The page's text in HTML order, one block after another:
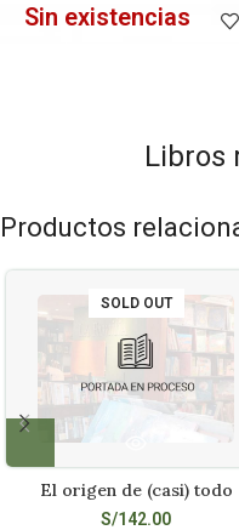
Sin existencias
Libros
Productos
SOLD OUT
El origen de (casi) todo
S/142.00